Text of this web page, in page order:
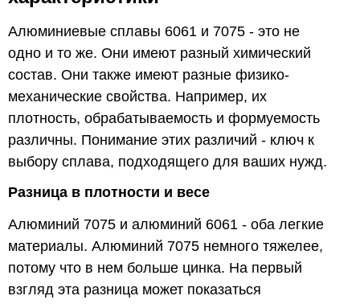
Алюминиевые сплавы 6061 и 7075 - это не
одно и то же. Они имеют разный химический
состав. Они также имеют разные физико-
механические свойства. Например, их
плотность, обрабатываемость и формуемость
различны. Понимание этих различий - ключ к
выбору сплава, подходящего для ваших нужд.
Разница в плотности и весе
Алюминий 7075 и алюминий 6061 - оба легкие
материалы. Алюминий 7075 немного тяжелее,
потому что в нем больше цинка. На первый
взгляд эта разница может показаться